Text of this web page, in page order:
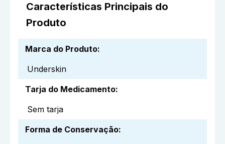
Características Principais do
Produto
Marca do Produto:
Underskin
Tarja do Medicamento:
Sem tarja
Forma de Conservação: